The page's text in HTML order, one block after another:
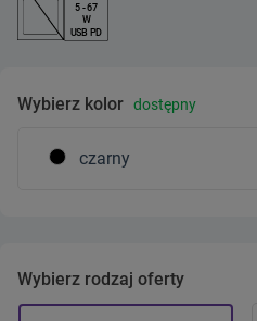
5 - 67
W
USB PD
Wybierz kolor dostępny
czarny
Wybierz rodzaj oferty